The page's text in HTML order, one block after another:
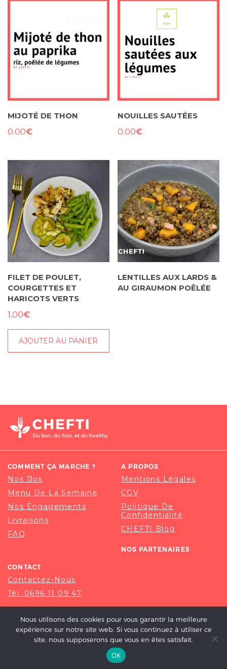
MIJOTÉ DE THON
0.00€
NOUILLES SAUTÉES
0.00€
FILET DE POULET,
COURGETTES ET
HARICOTS VERTS
1.00€
AJOUTER AU PANIER
LENTILLES AUX LARDS &
AU GIRAUMON POÊLÉE
COMMENT ÇA MARCHE ?
Nos Box
Menu De La Semaine
Nos Engagements
Livraisons
FAQ
A PROPOS
Mentions Légales
CGV
Politique De
Confidentialité
CHEFTI Blog
NOS PARTENAIRES
CONTACT
Contactez-Nous
Tél. 0696 11 09 47
© 2020-2026 CHEFTI, ALL RIGHT RESERVED.
Nous utilisons des cookies pour vous garantir la meilleure
expérience sur notre site web. Si vous continuez à utiliser ce
site, nous supposerons que vous en êtes satisfait.
OK